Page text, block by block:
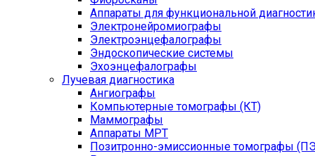
Аппараты для функциональной
Электронейромиографы
Электроэнцефалографы
Эндоскопические системы
Эхоэнцефалографы
Лучевая диагностика
Ангиографы
Компьютерные томографы (КТ)
Маммографы
Аппараты МРТ
Позитронно-эмиссионные томографы